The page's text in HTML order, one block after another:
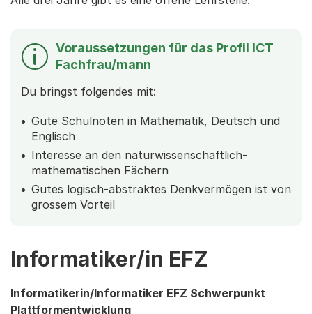
Voraussetzungen für das Profil ICT
Fachfrau/mann
Du bringst folgendes mit:
Gute Schulnoten in Mathematik, Deutsch und
Englisch
Interesse an den naturwissenschaftlich-
mathematischen Fächern
Gutes logisch-abstraktes Denkvermögen ist von
grossem Vorteil
Informatiker/in EFZ
Informatikerin/Informatiker EFZ Schwerpunkt
Plattformentwicklung